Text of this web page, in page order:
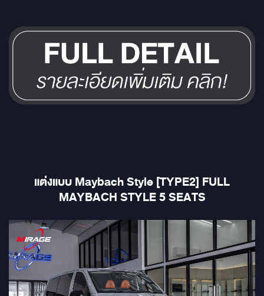
แต่งแบบ Maybach Style [TYPE2] FULL
MAYBACH STYLE 5 SEATS